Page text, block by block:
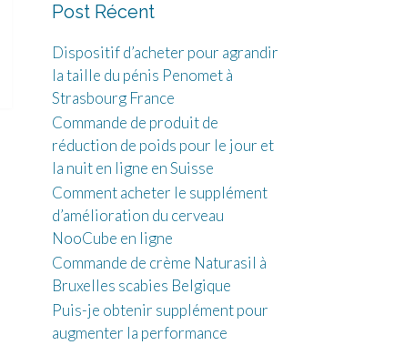
Post Récent
Dispositif d’acheter pour agrandir
la taille du pénis Penomet à
Strasbourg France
Commande de produit de
réduction de poids pour le jour et
la nuit en ligne en Suisse
Comment acheter le supplément
d’amélioration du cerveau
NooCube en ligne
Commande de crème Naturasil à
Bruxelles scabies Belgique
Puis-je obtenir supplément pour
augmenter la performance